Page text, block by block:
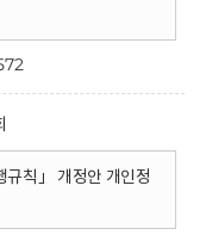
규칙」 개정안 개인정